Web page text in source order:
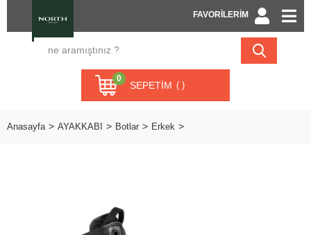
FAVORİLERİM
SEPETIM
0
Anasayfa AYAKKABI Botlar Erkek